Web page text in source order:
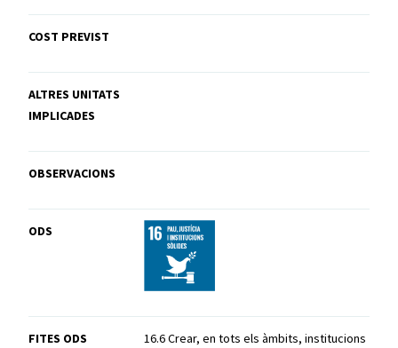
COST PREVIST
ALTRES UNITATS
IMPLICADES
OBSERVACIONS
ODS
FITES ODS
16.6 Crear, en tots els àmbits, institucions